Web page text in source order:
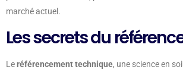
marché actuel.
Les secrets du
Leréférencement technique, une science en